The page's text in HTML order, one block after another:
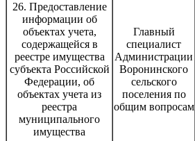
26. Предоставление
информации об
объектах учета,
содержащейся в
реестре имущества
субъекта Российской
Федерации, об
объектах учета из
реестра
муниципального
имущества
Главный
специалист
Администрации
Воронинского
сельского
поселения по
общим вопросам